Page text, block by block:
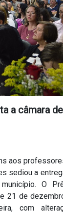
a câmara de
aos
sediou a
O
21 de
com